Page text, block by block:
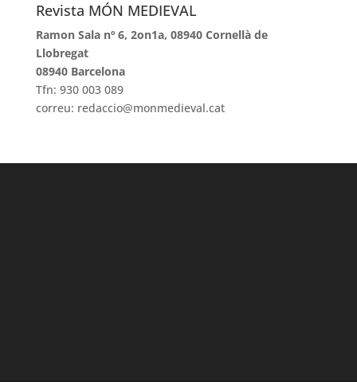
Revista MÓN MEDIEVAL
Ramon Sala nº 6, 2on1a, 08940 Cornellà de
Llobregat
08940 Barcelona
Tfn: 930 003 089
correu: redaccio@monmedieval.cat